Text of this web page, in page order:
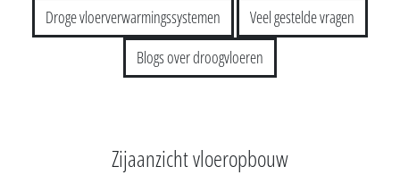
Droge vloerverwarmingssystemen
Veel gestelde vragen
Blogs over droogvloeren
Zijaanzicht vloeropbouw